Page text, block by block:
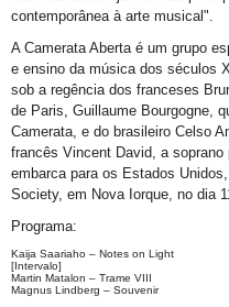
contemporânea à arte musical".
A Camerata Aberta é um grupo
e ensino da música dos séculos
sob a regência dos franceses
de Paris, Guillaume Bourgogne,
Camerata, e do brasileiro Celso
francês Vincent David, a
embarca para os Estados
Society, em Nova Iorque, no dia
Programa:
Kaija Saariaho – Notes on Light
[Intervalo]
Martin Matalon – Trame VIII
Magnus Lindberg – Souvenir